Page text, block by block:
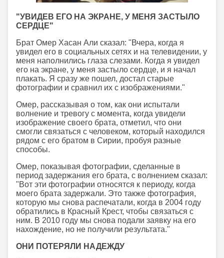
"УВИДЕВ ЕГО НА ЭКРАНЕ, У МЕНЯ ЗАСТЫЛО
СЕРДЦЕ"
Брат Омер Хасан Али сказал: "Вчера, когда я
увидел его в социальных сетях и на телевидении, у
меня наполнились глаза слезами. Когда я увидел
его на экране, у меня застыло сердце, и я начал
плакать. Я сразу же пошел, достал старые
фотографии и сравнил их с изображениями."
Омер, рассказывая о том, как они испытали
волнение и тревогу с момента, когда увидели
изображение своего брата, отметил, что они
смогли связаться с человеком, который находился
рядом с его братом в Сирии, пробуя разные
способы.
Омер, показывая фотографии, сделанные в
период задержания его брата, с волнением сказал:
"Вот эти фотографии относятся к периоду, когда
моего брата задержали. Это также фотография,
которую мы снова распечатали, когда в 2004 году
обратились в Красный Крест, чтобы связаться с
ним. В 2010 году мы снова подали заявку на его
нахождение, но не получили результата."
ОНИ ПОТЕРЯЛИ НАДЕЖДУ